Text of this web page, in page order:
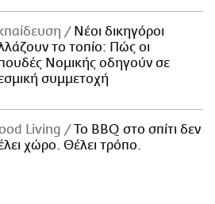
Νέοι δικηγόροι
το τοπίο: Πώς οι
Νομικής οδηγούν σε
συμμετοχή
Living
Το BBQ στο σπίτι δεν
χώρο. Θέλει τρόπο.